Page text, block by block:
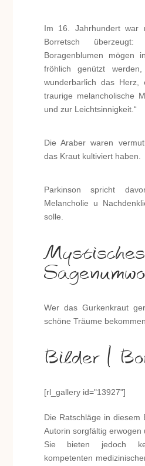
Im 16. Jahrhundert war
Borretsch überzeugt:
Boragenblumen mögen
fröhlich genützt
wunderbarlich das Herz,
traurige melancholische
und zur Leichtsinnigkeit.“
Die Araber waren
das Kraut kultiviert haben.
Parkinson spricht
Melancholie u
solle.
Wer das Gurkenkraut
schöne Träume bekommen.
Bilder |
[rl_gallery id="13927"]
Die Ratschläge in diesem
Autorin sorgfältig erwogen
Sie bieten jedoch
kompetenten